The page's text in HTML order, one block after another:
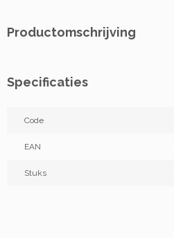
Productomschrijving
Specificaties
Code
EAN
Stuks